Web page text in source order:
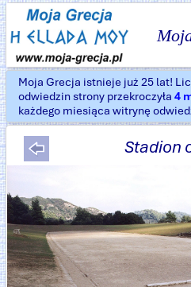
Moja Grecja istnieje już 25 lat!
odwiedzin strony przekroczyła 4
każdego miesiąca witrynę
Stadion